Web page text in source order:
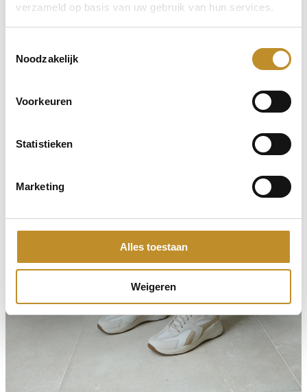
verzameld op basis van uw gebruik van hun services.
Noodzakelijk
Voorkeuren
Statistieken
Marketing
Alles toestaan
Weigeren